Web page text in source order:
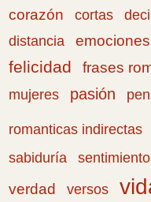
corazón
cortas
distancia emociones
felicidad frases
mujeres
pasión
romanticas indirectas
sabiduría
verdad
versos